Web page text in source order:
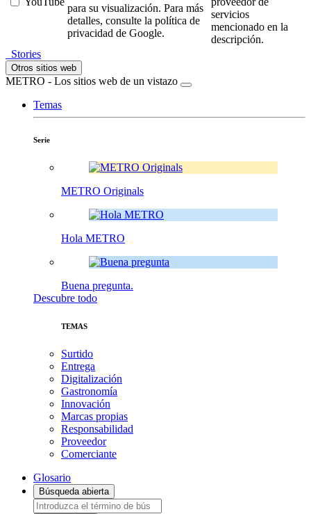
para su visualización. Para más
detalles, consulte la política de
privacidad de Google.
servicios
mencionado en la
descripción.
Stories
Otros sitios web
METRO - Los sitios web de un vistazo
Temas
Serie
METRO Originals
Hola METRO
Buena pregunta.
Descubre todo
TEMAS
Surtido
Entrega
Digitalización
Gastronomía
Innovación
Marcas propias
Responsabilidad
Proveedor
Comerciante
Glosario
Búsqueda abierta